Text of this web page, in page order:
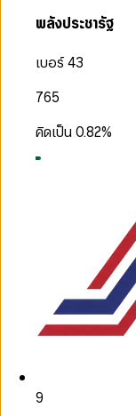
พลังประชารัฐ
เบอร์ 43
765
คิดเป็น0.82%
9